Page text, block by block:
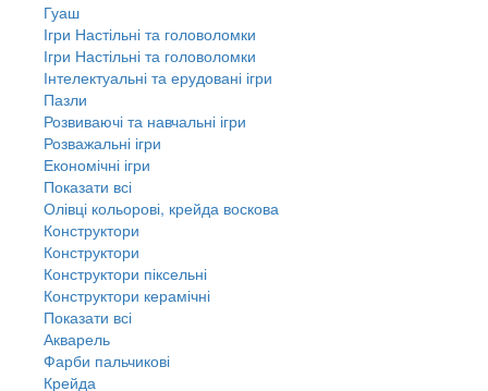
Гуаш
Ігри Настільні та головоломки
Ігри Настільні та головоломки
Інтелектуальні та ерудовані ігри
Пазли
Розвиваючі та навчальні ігри
Розважальні ігри
Економічні ігри
Показати всі
Олівці кольорові, крейда воскова
Конструктори
Конструктори
Конструктори піксельні
Конструктори керамічні
Показати всі
Акварель
Фарби пальчикові
Крейда